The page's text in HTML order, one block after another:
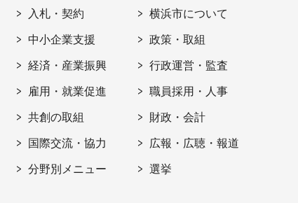
入札・契約
中小企業支援
経済・産業振興
雇用・就業促進
共創の取組
国際交流・協力
分野別メニュー
横浜市について
政策・取組
行政運営・監査
職員採用・人事
財政・会計
広報・広聴・報道
選挙